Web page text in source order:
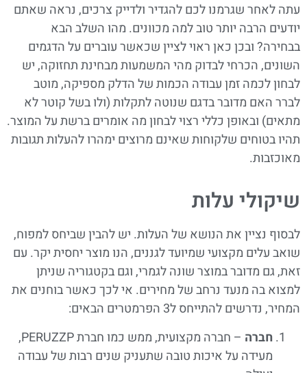
עתה לאחר שגרמנו לכםלהגדירולדייק צרכים, נראה שאתם
יודעים הרבה יותרטוב למה מכוונים. מהו השלב הבא
בבחירה? ובכן כאן ראוי לצייןשכאשר עוברים על הדגמים
השונים, הכרחי לבדוק מהי המשמעות מבחינתתחזוקה, יש
לבחון לכמה זמן עבודה הכמות של הדלק מספיקה,מוטב
לבררהאם מדובר בדגם שנוטה לתקלות(ולו בשל קוטר לא
מתאים) ובאופן כללירצוי לבחון מה אומרים ברשת על המוצר.
תהיו בטוחים שלקוחותשאינם מרוצים ימהרו להעלות תגובות
מאוכזבות.
שיקולי עלות
לבסוף נציין את הנושא של העלות. יש להבין שביחס למפוח,
שואב עלים מקצועי שמיועד לגננים, הנו מוצר יחסית יקר. עם
זאת, גם מדובר במוצר שונה לגמרי, וגם בקטגוריה שניתן
למצוא בה מנעד נרחב של מחירים. אי לכך כאשר בוחנים את
המחיר, נדרשים להתייחס ל3 הפרמטרים הבאים:
חברה – חברה מקצועית, ממש כמו חברתPERUZZP
,
מעידה על איכות טובה שתעניק שנים רבות של עבודה